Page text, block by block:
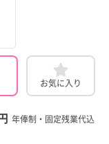
お気に入り
年俸制・固定残業代込